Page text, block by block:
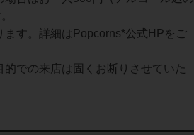
す。詳細はPopcorns*公式HPをご
での来店は固くお断りさせていた